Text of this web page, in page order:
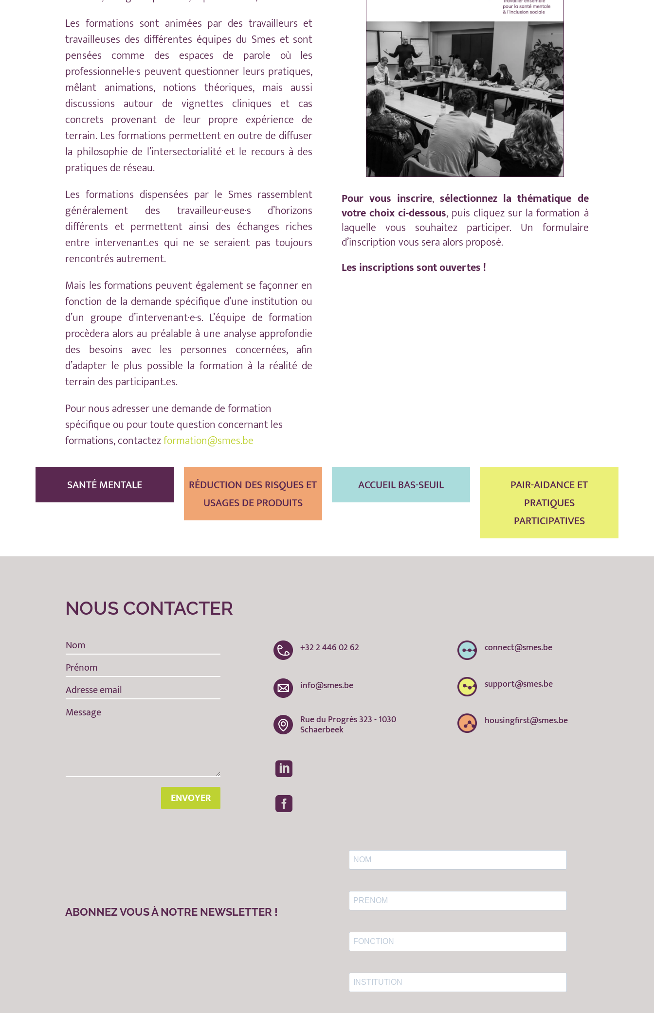
Les formations sont animées par des travailleurs et
travailleuses des différentes équipes du Smes et sont
pensées comme des espaces de parole où les
professionnel·le·s peuvent questionner leurs pratiques,
mêlant animations, notions théoriques, mais aussi
discussions autour de vignettes cliniques et cas
concrets provenant de leur propre expérience de
terrain. Les formations permettent en outre de diffuser
la philosophie de l’intersectorialité et le recours à des
pratiques de réseau.
Les formations dispensées par le Smes rassemblent
généralement des travailleur·euse·s d’horizons
différents et permettent ainsi des échanges riches
entre intervenant.es qui ne se seraient pas toujours
rencontrés autrement.
Mais les formations peuvent également se façonner en
fonction de la demande spécifique d’une institution ou
d’un groupe d’intervenant·e·s. L’équipe de formation
procèdera alors au préalable à une analyse approfondie
des besoins avec les personnes concernées, afin
d’adapter le plus possible la formation à la réalité de
terrain des participant.es.
Pour nous adresser une demande de formation
spécifique ou pour toute question concernant les
formations, contactezformation@smes.be
Pour vous inscrire,sélectionnez la thématique de
votre choix ci-dessous, puis cliquez sur la formation à
laquelle vous souhaitez participer. Un formulaire
d’inscription vous sera alors proposé.
Les inscriptions sont ouvertes !
SANTÉ MENTALE
RÉDUCTION DES RISQUES ET
USAGES DE PRODUITS
ACCUEIL BAS-SEUIL
PAIR-AIDANCE ET
PRATIQUES
PARTICIPATIVES
NOUS CONTACTER
ENVOYER
+32 2 446 02 62
info@smes.be
Rue du Progrès 323 - 1030
Schaerbeek


connect@smes.be
support@smes.be
housingfirst@smes.be
ABONNEZ VOUS À NOTRE NEWSLETTER !